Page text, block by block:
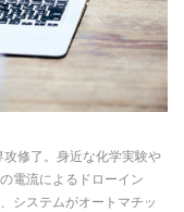
修了。身近な化学実験や
電流によるドローイン
システムがオートマチッ